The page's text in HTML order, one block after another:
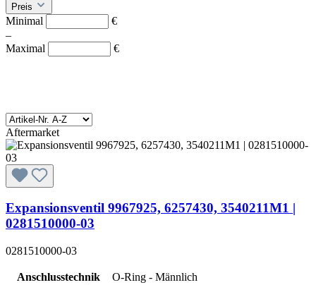
Preis
Minimal
€
–
Maximal
€
Aftermarket
Expansionsventil 9967925, 6257430, 3540211M1 |
0281510000-03
0281510000-03
Anschlusstechnik
O-Ring - Männlich